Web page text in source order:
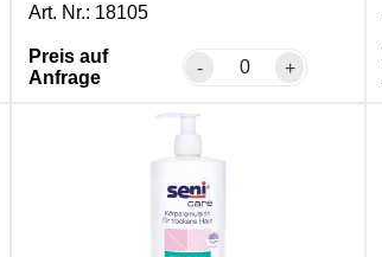
Art. Nr.: 18105
Preis auf
Anfrage
- +